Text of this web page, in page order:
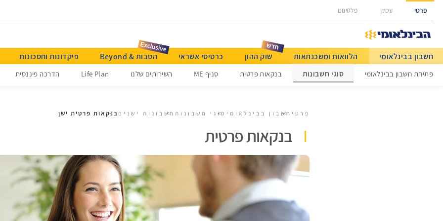
גישה ישירה לכפתור כניסה לחשבונך
פרטי עסקי פלטינום
חשבון בבינלאומי
פתיחת חשבון בבינלאומי סוגי חשבונות בנקאות פרטית סניף ME השירותים שלנו Life Plan הדרכה פיננסית
הלוואות ומשכנתאות שוק ההון כרטיסי אשראי הטבות & Beyond פיקדונות וחסכונות
מט"ח ותשלומים בינלאומיים
פרטי חשבון בבינלאומי סוגי חשבונותחשבונות ישנים בנקאות פרטית ישן
בנקאות פרטית